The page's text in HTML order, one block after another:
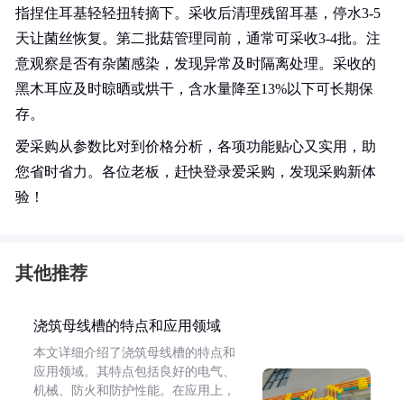
指捏住耳基轻轻扭转摘下。采收后清理残留耳基，停水3-5
天让菌丝恢复。第二批菇管理同前，通常可采收3-4批。注
意观察是否有杂菌感染，发现异常及时隔离处理。采收的
黑木耳应及时晾晒或烘干，含水量降至13%以下可长期保
存。
爱采购从参数比对到价格分析，各项功能贴心又实用，助
您省时省力。各位老板，赶快登录爱采购，发现采购新体
验！
其他推荐
浇筑母线槽的特点和应用领域
本文详细介绍了浇筑母线槽的特点和
应用领域。其特点包括良好的电气、
机械、防火和防护性能。在应用上，